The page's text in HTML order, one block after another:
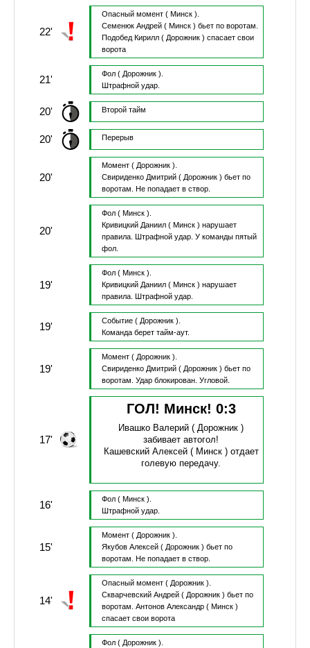
22'
Опасный момент ( Минск ).
Семенюк Андрей( Минск ) бьет по воротам.
Подобед Кирилл( Дорожник ) спасает свои
ворота
21' Фол ( Дорожник ).
Штрафной удар.
20' Второй тайм
20' Перерыв
20'
Момент ( Дорожник ).
Свириденко Дмитрий( Дорожник ) бьет по
воротам.
Не попадает в створ.
20'
Фол ( Минск ).
Кривицкий Даниил( Минск ) нарушает
правила.
Штрафной удар. У команды пятый
фол.
19'
Фол ( Минск ).
Кривицкий Даниил( Минск ) нарушает
правила.
Штрафной удар.
19' Событие ( Дорожник ).
Команда берет тайм-аут.
19'
Момент ( Дорожник ).
Свириденко Дмитрий( Дорожник ) бьет по
воротам. Удар блокирован. Угловой.
17'
ГОЛ! Минск! 0:3
Ивашко Валерий ( Дорожник )
забивает автогол!
Кашевский Алексей( Минск ) отдает
голевую передачу.
16' Фол ( Минск ).
Штрафной удар.
15'
Момент ( Дорожник ).
Якубов Алексей( Дорожник ) бьет по
воротам.
Не попадает в створ.
14'
Опасный момент ( Дорожник ).
Скварчевский Андрей( Дорожник ) бьет по
воротам. Антонов Александр( Минск )
спасает свои ворота
Фол ( Дорожник ).